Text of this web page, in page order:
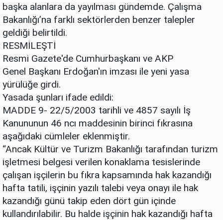
başka alanlara da yayılması gündemde. Çalışma
Bakanlığı’na farklı sektörlerden benzer talepler
geldiği belirtildi.
RESMİLEŞTİ
Resmi Gazete'de Cumhurbaşkanı ve AKP
Genel Başkanı Erdoğan'ın imzası ile yeni yasa
yürülüğe girdi.
Yasada şunları ifade edildi:
MADDE 9- 22/5/2003 tarihli ve 4857 sayılı İş
Kanununun 46 ncı maddesinin birinci fıkrasına
aşağıdaki cümleler eklenmiştir.
“Ancak Kültür ve Turizm Bakanlığı tarafından turizm
işletmesi belgesi verilen konaklama tesislerinde
çalışan işçilerin bu fıkra kapsamında hak kazandığı
hafta tatili, işçinin yazılı talebi veya onayı ile hak
kazandığı günü takip eden dört gün içinde
kullandırılabilir. Bu halde işçinin hak kazandığı hafta